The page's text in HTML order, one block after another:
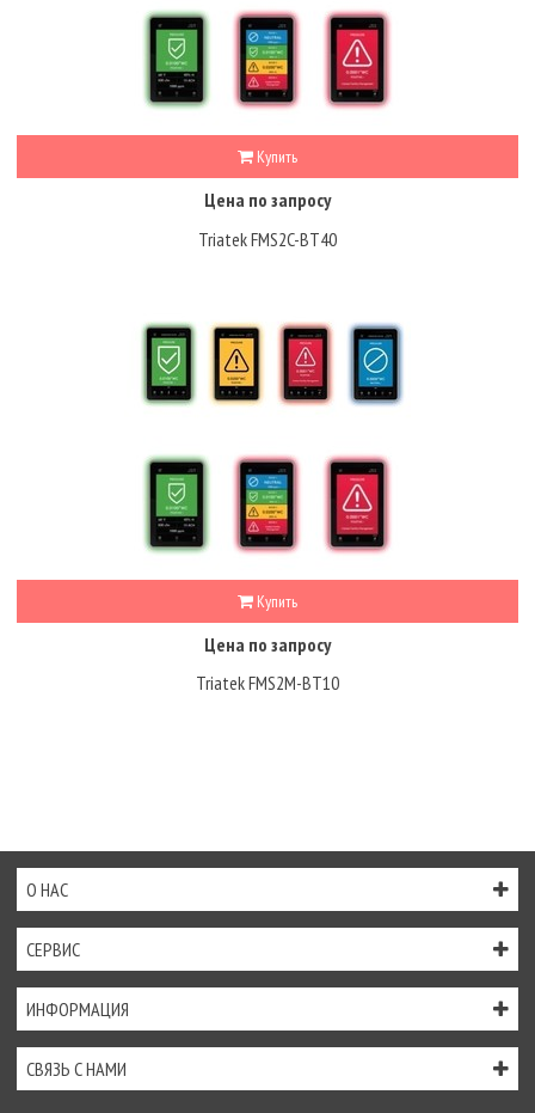
Купить
Цена по запросу
Triatek FMS2C-BT40
Купить
Цена по запросу
Triatek FMS2M-BT10
О НАС
СЕРВИС
ИНФОРМАЦИЯ
СВЯЗЬ С НАМИ